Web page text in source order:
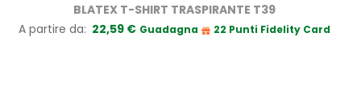
BLATEX T-SHIRT TRASPIRANTE T39
A partire da 22,59 € Guadagna 22 Punti Fidelity Card